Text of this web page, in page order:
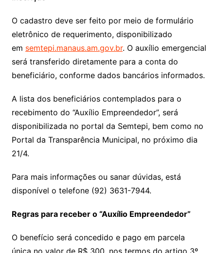
O cadastro deve ser feito por meio de formulário
eletrônico de requerimento, disponibilizado
em semtepi.manaus.am.gov.br. O auxílio emergencial
será transferido diretamente para a conta do
beneficiário, conforme dados bancários informados.
A lista dos beneficiários contemplados para o
recebimento do “Auxílio Empreendedor”, será
disponibilizada no portal da Semtepi, bem como no
Portal da Transparência Municipal, no próximo dia
21/4.
Para mais informações ou sanar dúvidas, está
disponível o telefone (92) 3631-7944.
Regras para receber o “Auxílio Empreendedor”
O benefício será concedido e pago em parcela